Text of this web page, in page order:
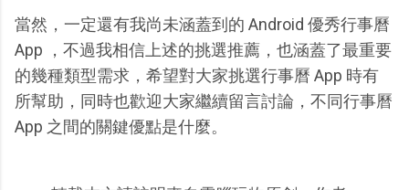
當然，一定還有我尚未涵蓋到的 Android 優秀行事曆
App ，不過我相信上述的挑選推薦，也涵蓋了最重要
的幾種類型需求，希望對大家挑選行事曆 App 時有
所幫助，同時也歡迎大家繼續留言討論，不同行事曆
App 之間的關鍵優點是什麼。